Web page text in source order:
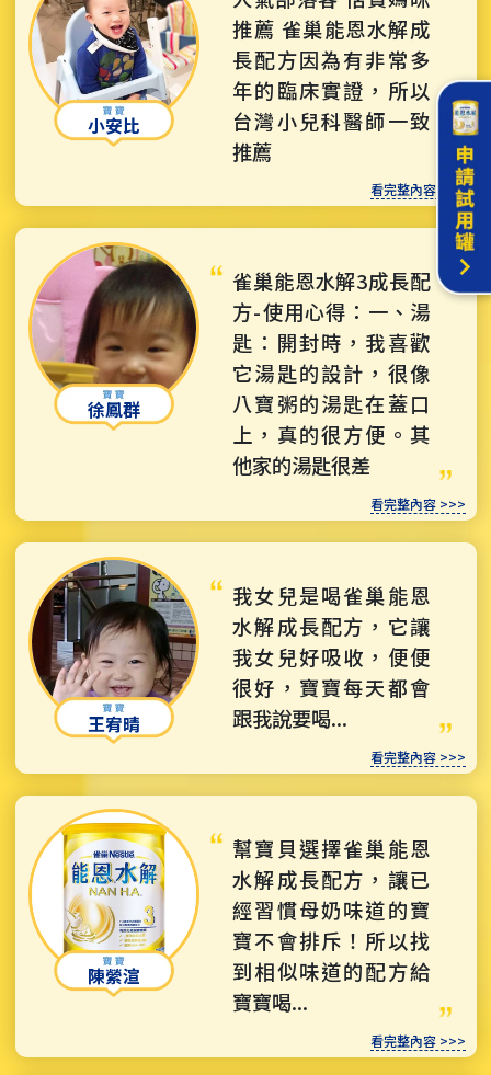
小安比
推薦 雀巢能恩水解成
長配方因為有非常多
年的臨床實證，所以
台灣小兒科醫師一致
推薦
看完整內容 >>>
徐鳳群
雀巢能恩水解3成長配
方-使用心得：一、湯
匙：開封時，我喜歡
它湯匙的設計，很像
八寶粥的湯匙在蓋口
上，真的很方便。其
他家的湯匙很差
看完整內容 >>>
王宥晴
我女兒是喝雀巢能恩
水解成長配方，它讓
我女兒好吸收，便便
很好，寶寶每天都會
跟我說要喝...
看完整內容 >>>
陳縈渲
幫寶貝選擇雀巢能恩
水解成長配方，讓已
經習慣母奶味道的寶
寶不會排斥！所以找
到相似味道的配方給
寶寶喝...
看完整內容 >>>